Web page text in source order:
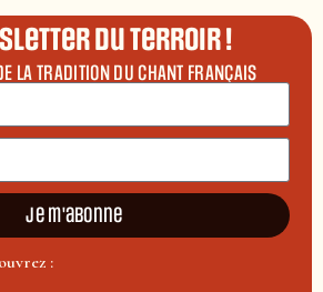
du terroir !
LA TRADITION DU CHANT FRANÇAIS
Je m'abonne
: